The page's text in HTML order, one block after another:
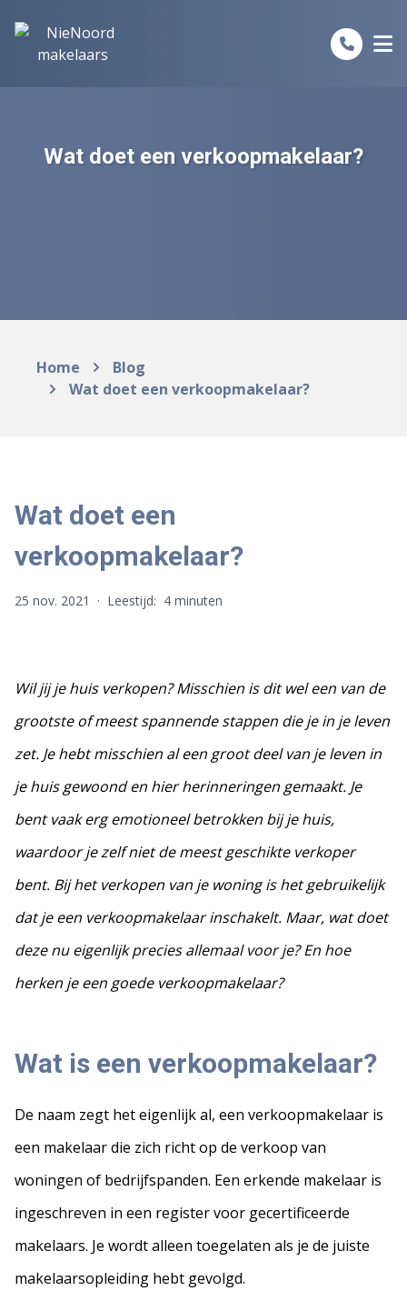
Wat doet een verkoopmakelaar?
Home
Blog
Wat doet een verkoopmakelaar?
Wat doet een
verkoopmakelaar?
25 nov. 2021 · Leestijd: 4 minuten
Wil jij je huis verkopen? Misschien is dit wel een van de
grootste of meest spannende stappen die je in je leven
zet. Je hebt misschien al een groot deel van je leven in
je huis gewoond en hier herinneringen gemaakt. Je
bent vaak erg emotioneel betrokken bij je huis,
waardoor je zelf niet de meest geschikte verkoper
bent. Bij het verkopen van je woning is het gebruikelijk
dat je een verkoopmakelaar inschakelt. Maar, wat doet
deze nu eigenlijk precies allemaal voor je? En hoe
herken je een goede verkoopmakelaar?
Wat is een verkoopmakelaar?
De naam zegt het eigenlijk al, een verkoopmakelaar is
een makelaar die zich richt op de verkoop van
woningen of bedrijfspanden. Een erkende makelaar is
ingeschreven in een register voor gecertificeerde
makelaars. Je wordt alleen toegelaten als je de juiste
makelaarsopleiding hebt gevolgd.